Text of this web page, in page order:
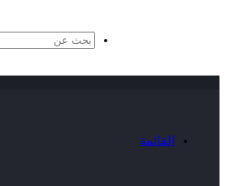
القائمة